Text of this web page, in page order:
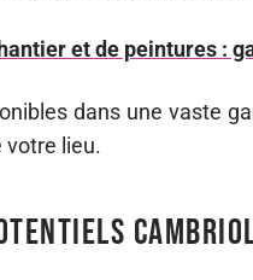
et de peintures :
dans une vaste
votre lieu.